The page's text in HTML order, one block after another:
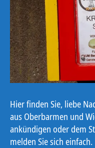
Hier finden Sie, liebe
aus Oberbarmen und
ankündigen oder dem
melden Sie sich einfach.